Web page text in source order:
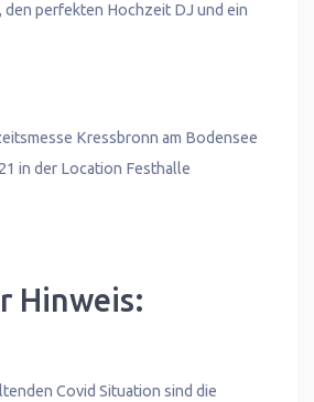
perfekten Hochzeit DJ und ein
Kressbronn am Bodensee
in der Location Festhalle
Hinweis:
Covid Situation sind die